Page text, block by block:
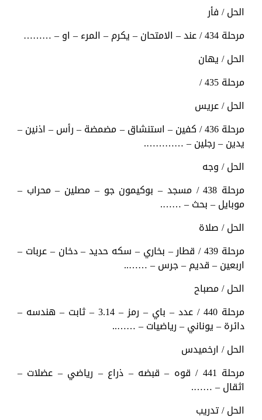
الحل / فأر
مرحلة 434 / عند – الامتحان – يكرم – المرء – او – ………
الحل / يهان
مرحلة 435 /
الحل / عريس
مرحلة 436 / كفين – استنشاق – مضمضة – رأس – اذنين –
يدين – رجلين – ………….
الحل / وجه
مرحلة 438 / مسجد – بوكيمون جو – مصلين – محراب –
موبايل – بحث – …….
الحل / صلاة
مرحلة 439 / قطار – بخاري – سكه حديد – دخان – عربات –
اربعين – قديم – جرس – ……..
الحل / مصباح
مرحلة 440 / عدد – باي – رمز – 3.14 – ثابت – هندسه –
دائرة – يوناني – رياضيات – ……..
الحل / ارخميدس
مرحلة 441 / قوه – قبضه – ذراع – رياضي – عضلات –
اثقال – …….
الحل / تدريب